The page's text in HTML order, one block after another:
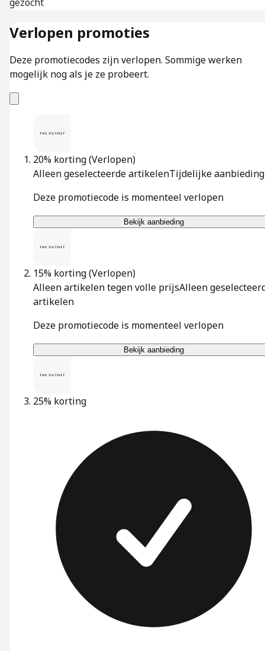
Verlopen promoties
Deze promotiecodes zijn verlopen. Sommige werken
mogelijk nog als je ze probeert.
20% korting(Verlopen)
Alleen geselecteerde artikelenTijdelijke aanbieding
Deze promotiecode is momenteel verlopen
Bekijk aanbieding
15% korting(Verlopen)
Alleen artikelen tegen volle prijsAlleen
artikelen
Deze promotiecode is momenteel verlopen
Bekijk aanbieding
25% korting